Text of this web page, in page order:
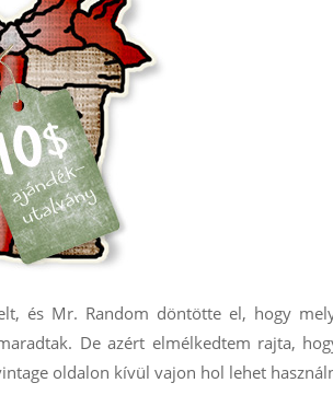
és Mr. Random döntötte el, hogy
De azért elmélkedtem rajta,
oldalon kívül vajon hol lehet